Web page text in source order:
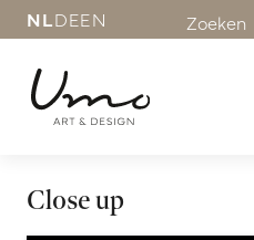
NLDEEN Zoeken
Close up